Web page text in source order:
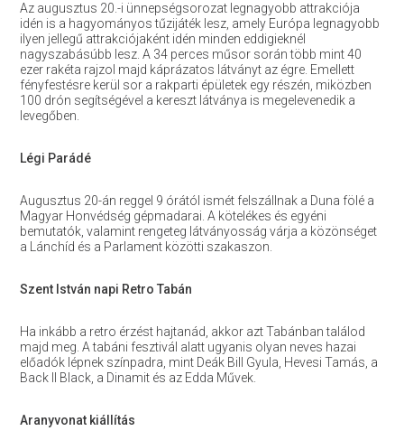
Az augusztus 20.-i ünnepségsorozat legnagyobb attrakciója
idén is a hagyományos tűzijáték lesz, amely Európa legnagyobb
ilyen jellegű attrakciójaként idén minden eddigieknél
nagyszabásúbb lesz. A 34 perces műsor során több mint 40
ezer rakéta rajzol majd káprázatos látványt az égre. Emellett
fényfestésre kerül sor a rakparti épületek egy részén, miközben
100 drón segítségével a kereszt látványa is megelevenedik a
levegőben.
Légi Parádé
Augusztus 20-án reggel 9 órától ismét felszállnak a Duna fölé a
Magyar Honvédség gépmadarai. A kötelékes és egyéni
bemutatók, valamint rengeteg látványosság várja a közönséget
a Lánchíd és a Parlament közötti szakaszon.
Szent István napi Retro Tabán
Ha inkább a retro érzést hajtanád, akkor azt Tabánban találod
majd meg. A tabáni fesztivál alatt ugyanis olyan neves hazai
előadók lépnek színpadra, mint Deák Bill Gyula, Hevesi Tamás, a
Back II Black, a Dinamit és az Edda Művek.
Aranyvonat kiállítás